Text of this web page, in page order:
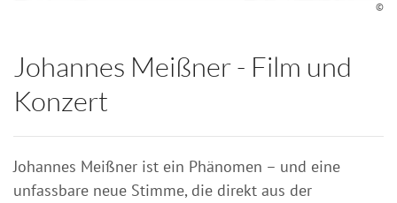
©
Johannes Meißner - Film und
Konzert
Johannes Meißner ist ein Phänomen – und eine
unfassbare neue Stimme, die direkt aus der